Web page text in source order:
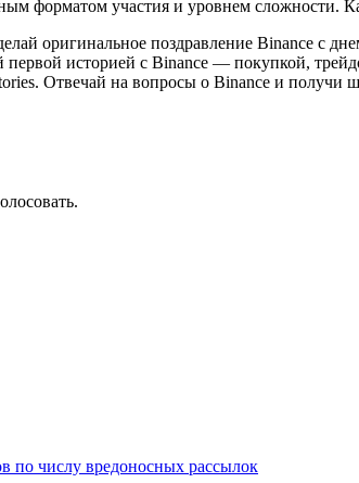
форматом участия и уровнем
оригинальное поздравление Binance с
историей с Binance — покупкой,
Отвечай на вопросы о Binance и получи
по числу вредоносных рассылок